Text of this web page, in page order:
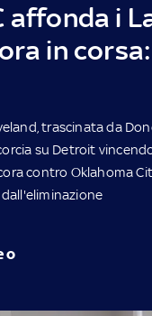
affonda i
in
trascinata da
su Detroit
contro Oklahoma